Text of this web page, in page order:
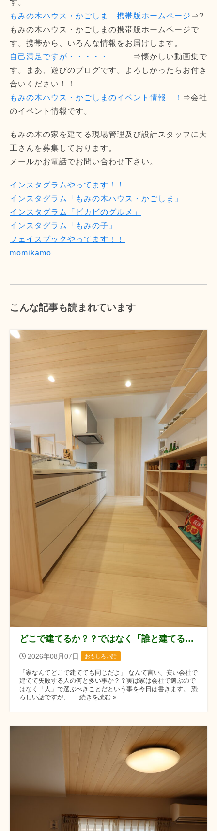
す。
もみの木ハウス・かごしま 携帯版ホームページ ⇒?
もみの木ハウス・かごしまの携帯版ホームページで
す。携帯から、いろんな情報をお届けします。
自己満足ですが・・・・・
⇒懐かしい動画集で
す。まあ、遊びのブログです。よろしかったらお付き
合いください！！
もみの木ハウス・かごしまのイベント情報！！ ⇒会社
のイベント情報です。
もみの木の家を建てる現場管理及び設計スタッフに大
工さんを募集しております。
メールかお電話でお問い合わせ下さい。
インスタグラムやってます！！
インスタグラム「もみの木ハウス・かごしま」
インスタグラム「ビカビのグルメ」
インスタグラム「もみの子」
フェイスブックやってます！！
momikamo
こんな記事も読まれています
どこで建てるか？？ではなく「誰と建てるか？？」です！！
2026年08月07日 おもしろい話
「家なんてどこで建てても同じだよ」 なんて言い、安い会社で
建てて失敗する人の何と多い事か？？実は家は会社で選ぶので
はなく「人」で選ぶべきことだという事を今日は書きます。 恐
ろしい話ですが、 ... 続きを読む »